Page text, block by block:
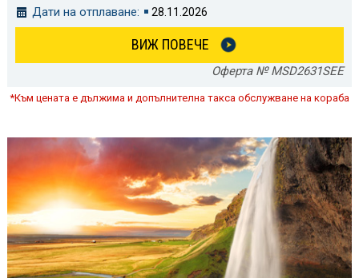
Дати на отплаване: 28.11.2026
ВИЖ ПОВЕЧЕ
Оферта № MSD2631SEE
*Към цената е дължима и допълнителна такса обслужване на кораба